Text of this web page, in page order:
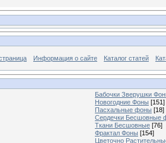
Информация о сайте Каталог статей
Бабочки Зверушки
Новогодние Фоны [151]
Пасхальные фоны [18]
Сердечки Бесшовные
Ткани Бесшовные [76]
Фрактал Фоны [154]
Цветочно